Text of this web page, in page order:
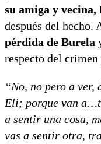
su amiga y
después del hecho.
pérdida de Burela
respecto del crimen
“No, no pero a ver,
Eli; porque van
a sentir una cosa,
vas a sentir otra,